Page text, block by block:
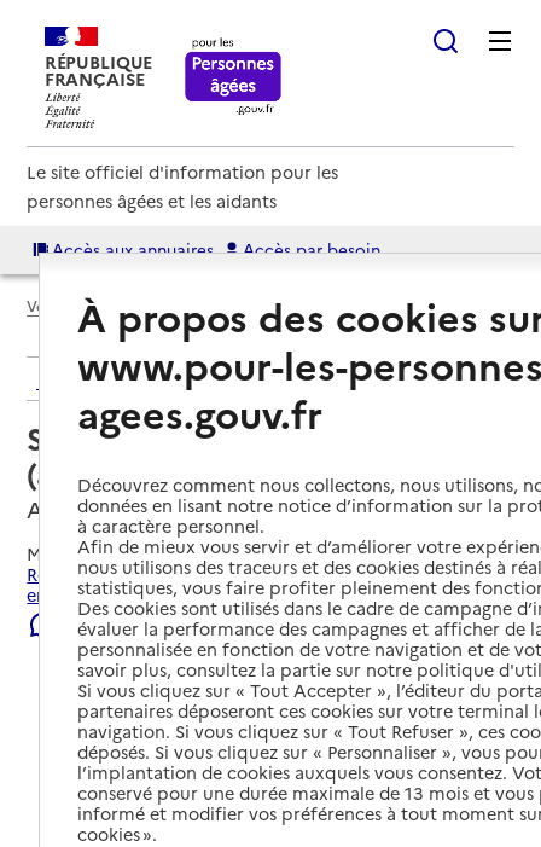
RÉPUBLIQUE
FRANÇAISE
Le site officiel d'information pour les
personnes âgées et les aidants
Accès aux annuaires Accès par besoin
Voir le fil d’Ariane
Retour aux résultats de l'annuaire
Service autonomie à domicile
(aide) – Home services
Aix-en-Provence, BOUCHES-DU-RHONE
Mis à jour le23/07/2026
Rechercher les établissements et services autour de Aix-
en-Provence.
Signaler une erreur
À propos des cookies
www.pour-les-
agees.gouv.fr
Découvrez comment nous collectons, nous utilisons,
données en lisant notre notice d’information sur la
à caractère personnel.
Afin de mieux vous servir et d’améliorer votre
nous utilisons des traceurs et des cookies destinés à
statistiques, vous faire profiter pleinement des
Des cookies sont utilisés dans le cadre de campagne
évaluer la performance des campagnes et afficher de
personnalisée en fonction de votre navigation et de
savoir plus, consultez la partie sur notre politique
Si vous cliquez sur « Tout Accepter », l’éditeur du
partenaires déposeront ces cookies sur votre terminal
navigation. Si vous cliquez sur « Tout Refuser », ces
déposés. Si vous cliquez sur « Personnaliser », vous
l’implantation de cookies auxquels vous consentez.
conservé pour une durée maximale de 13 mois et
informé et modifier vos préférences à tout moment
cookies ».